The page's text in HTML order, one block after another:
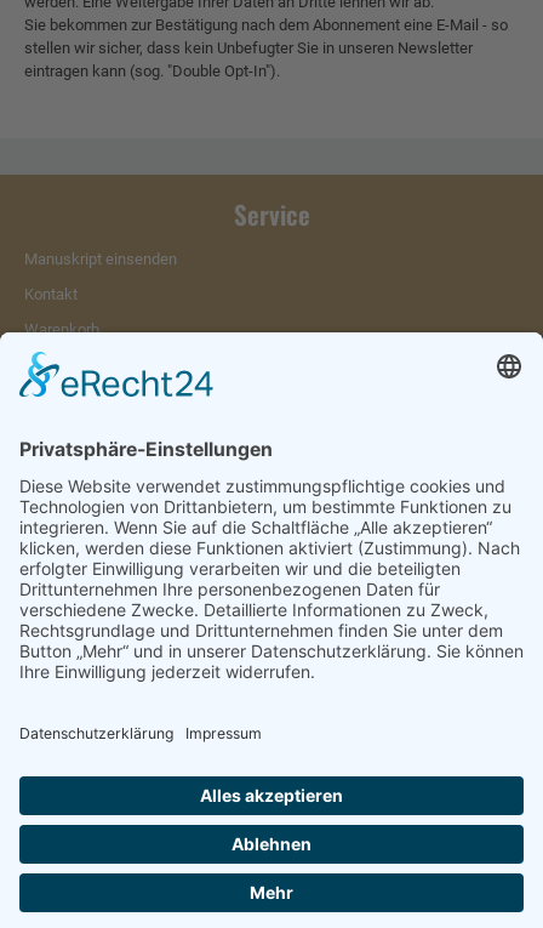
Sie bekommen zur Bestätigung nach dem Abonnement eine E-Mail - so
stellen wir sicher, dass kein Unbefugter Sie in unseren Newsletter
eintragen kann (sog. "Double Opt-In").
Service
Manuskript einsenden
Kontakt
Warenkorb
Konto
Merkzettel
Vertrag widerrufen
Informationen
Impressum & Disclaimer
AGB und Widerrufsrecht
Verpackung und Versand
Social Media
FacebookInstagramTwitter YouTube